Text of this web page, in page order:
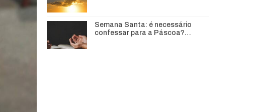
Semana Santa: é necessário
confessar para a Páscoa?…